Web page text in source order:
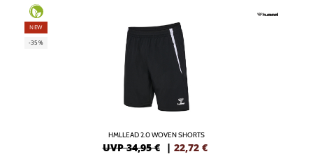
NEW
-35%
HMLLEAD 2.0 WOVEN SHORTS
UVP 34,95 € | 22,72 €